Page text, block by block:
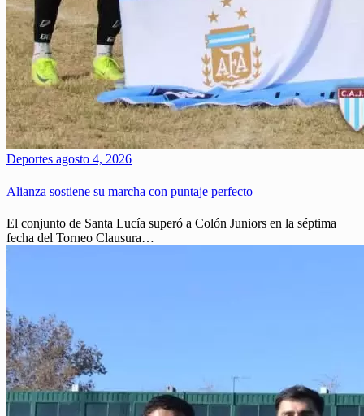
Deportes agosto 4, 2026
Alianza sostiene su marcha con puntaje perfecto
El conjunto de Santa Lucía superó a Colón Juniors en la séptima
fecha del Torneo Clausura…